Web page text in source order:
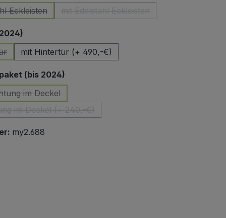
Eckleisten
Option ist zurzeit nicht verfügbar.)
auswählen
ist zurzeit nicht verfügbar.)
mit Hintertür (+ 490,-€)
(bis 2024)auswählen
im Deckel
(Diese Option ist zurzeit nicht verfügbar.)
(Diese Option ist zurzeit nicht verfügbar.)
my2.688